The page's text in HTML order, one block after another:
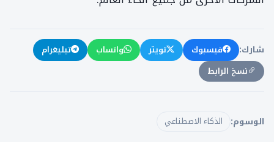
شارك: فيسبوك تويتر واتساب
تيليغرام
نسخ الرابط
الوسوم: الذكاء الاصطناعي